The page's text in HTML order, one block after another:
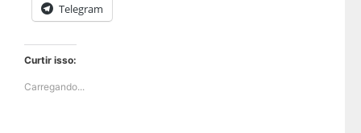
Telegram
Curtir isso:
Carregando...